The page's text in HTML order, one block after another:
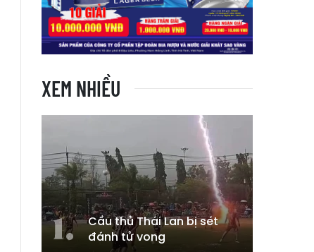
XEM NHIỀU
Cầu thủ Thái Lan bị sét
đánh tử vong